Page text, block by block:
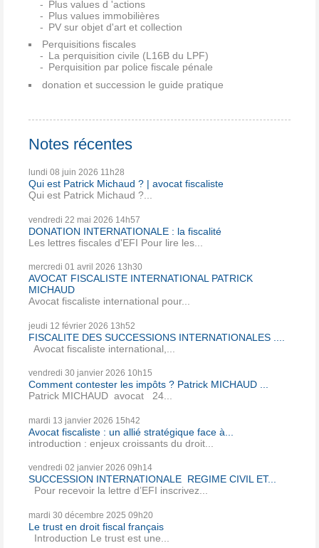
Plus values d 'actions
Plus values immobilières
PV sur objet d'art et collection
Perquisitions fiscales
La perquisition civile (L16B du LPF)
Perquisition par police fiscale pénale
donation et succession le guide pratique
Notes récentes
lundi 08 juin 2026 11h28
Qui est Patrick Michaud ? | avocat fiscaliste
Qui est Patrick Michaud ?...
vendredi 22 mai 2026 14h57
DONATION INTERNATIONALE : la fiscalité
Les lettres fiscales d'EFI Pour lire les...
mercredi 01 avril 2026 13h30
AVOCAT FISCALISTE INTERNATIONAL PATRICK
MICHAUD
Avocat fiscaliste international pour...
jeudi 12 février 2026 13h52
FISCALITE DES SUCCESSIONS INTERNATIONALES ....
Avocat fiscaliste international,...
vendredi 30 janvier 2026 10h15
Comment contester les impôts ? Patrick MICHAUD ...
Patrick MICHAUD avocat 24...
mardi 13 janvier 2026 15h42
Avocat fiscaliste : un allié stratégique face à...
introduction : enjeux croissants du droit...
vendredi 02 janvier 2026 09h14
SUCCESSION INTERNATIONALE REGIME CIVIL ET...
Pour recevoir la lettre d’EFI inscrivez...
mardi 30 décembre 2025 09h20
Le trust en droit fiscal français
Introduction Le trust est une...